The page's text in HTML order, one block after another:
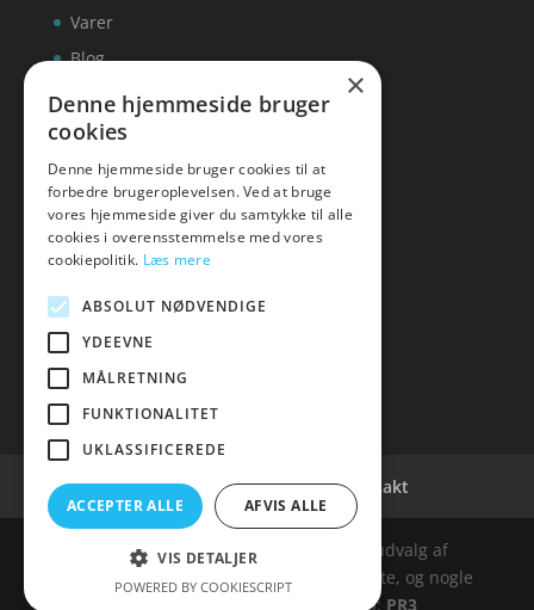
Varer
Blog
Kontakt
hvidevaremagasinet
Tlf: 7876 8672
Mail:
Cookie- og privatlivspolitik Kontakt
Denne hjemmeside samler et bredt udvalg af
spændende varer. Siden er et affiiliatesite, og nogle
links kan være affiliatelinks. Web: PR3
×
Denne hjemmeside bruger
cookies
Denne hjemmeside bruger cookies til at
forbedre brugeroplevelsen. Ved at bruge
vores hjemmeside giver du samtykke til alle
cookies i overensstemmelse med vores
cookiepolitik. Læs mere
ABSOLUT NØDVENDIGE
YDEEVNE
MÅLRETNING
FUNKTIONALITET
UKLASSIFICEREDE
ACCEPTER ALLE AFVIS ALLE
VIS DETALJER
POWERED BY COOKIESCRIPT